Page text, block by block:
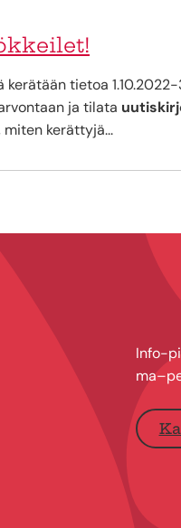
tietoa
ja tilata
kerättyjä...
Info-